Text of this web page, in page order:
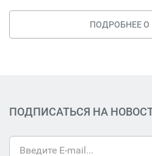
ПОДРОБНЕЕ О
ПОДПИСАТЬСЯ НА